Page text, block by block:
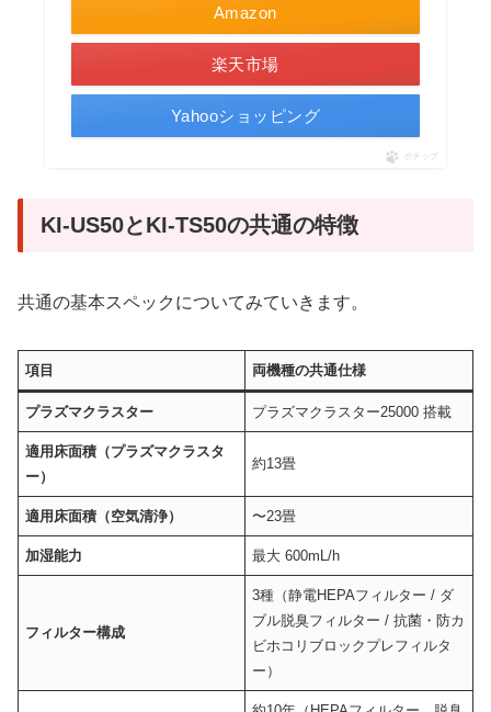
Amazon
楽天市場
Yahooショッピング
ポチップ
KI-US50とKI-TS50の共通の特徴
共通の基本スペックについてみていきます。
項目 両機種の共通仕様
プラズマクラスター プラズマクラスター25000 搭載
適用床面積（プラズマクラスタ
ー）
約13畳
適用床面積（空気清浄） 〜23畳
加湿能力 最大 600mL/h
フィルター構成
3種（静電HEPAフィルター / ダ
ブル脱臭フィルター / 抗菌・防カ
ビホコリブロックプレフィルタ
ー）